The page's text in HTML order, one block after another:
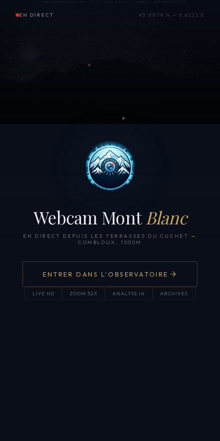
EN DIRECT 45.8878 N — 6.6211 E
Webcam Mont Blanc
EN DIRECT DEPUIS LES TERRASSES DU CUCHET —
COMBLOUX, 1050M
ENTRER DANS L'OBSERVATOIRE
LIVE HD ZOOM 32X ANALYSE IA ARCHIVES